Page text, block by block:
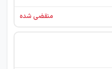
منقضی شده